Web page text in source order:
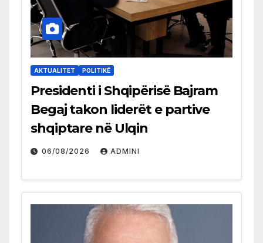
AKTUALITET POLITIKË
Presidenti i Shqipërisë Bajram
Begaj takon liderët e partive
shqiptare në Ulqin
06/08/2026 ADMINI